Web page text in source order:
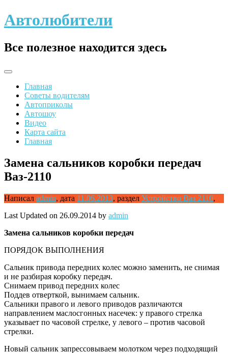
Skip
to
Автолюбители
Все полезное находится здесь
Главная
Советы водителям
Автоприколы
Автошоу
Видео
Карта сайта
Главная
Замена сальников коробки передач
Ваз-2110
Написал admin, дата 11.06.2013, раздел Устройство Ваз 2110,
Last Updated on 26.09.2014 by admin
Замена сальников коробки передач
ПОРЯДОК ВЫПОЛНЕНИЯ
Сальник привода передних колес можно заменить, не снимая
и не разбирая коробку передач.
Снимаем привод передних колес
Поддев отверткой, вынимаем сальник.
Сальники правого и левого приводов различаются
направлением маслосгонных насечек: у правого стрелка
указывает по часовой стрелке, у левого – против часовой
стрелки.
Новый сальник запрессовываем молотком через подходящий